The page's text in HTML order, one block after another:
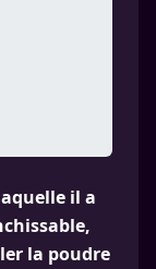
il a
la poudre